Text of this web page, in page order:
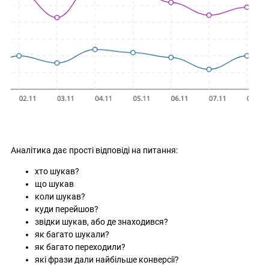
Аналітика дає прості відповіді на питання:
хто шукав?
що шукав
коли шукав?
куди перейшов?
звідки шукав, або де знаходився?
як багато шукали?
як багато переходили?
які фрази дали найбільше конверсії?